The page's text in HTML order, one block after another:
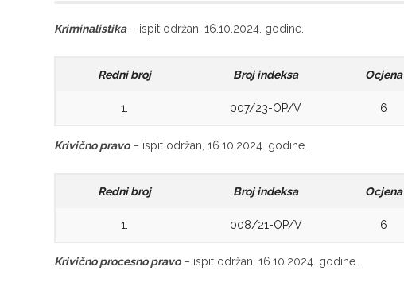
Kriminalistika– ispit održan, 16.10.2024. godine.
Redni broj Broj indeksa Ocjena
1. 007/23-OP/V 6
Krivično pravo– ispit održan, 16.10.2024. godine.
Redni broj Broj indeksa Ocjena
1. 008/21-OP/V 6
Krivično procesno pravo– ispit održan, 16.10.2024. godine.